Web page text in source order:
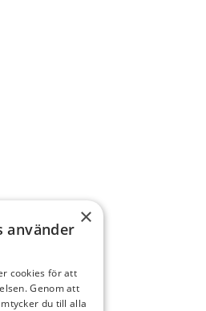
×
använder
cookies för att
Genom att
du till alla